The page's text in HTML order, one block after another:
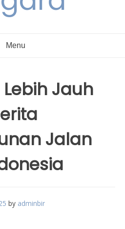
Menu
Jauh
Jalan
by adminbir